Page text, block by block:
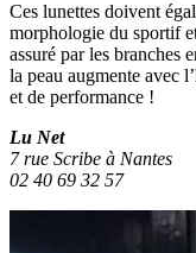
Ces lunettes doivent
morphologie du sportif
assuré par les branches
la peau augmente avec
et de performance !
Lu Net
7 rue Scribe à Nantes
02 40 69 32 57